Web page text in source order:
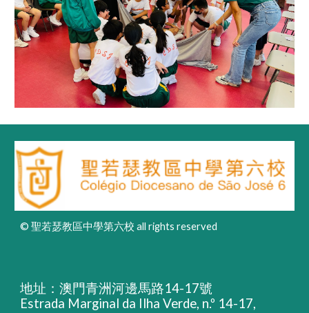
© 聖若瑟教區中學第六校 all rights reserved
地址：澳門青洲河邊馬路14-17號
Estrada Marginal da Ilha Verde, n.º 14-17,